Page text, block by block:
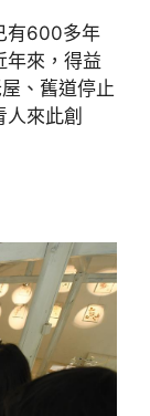
有600多年
年來，得益
、舊道停止
來此創